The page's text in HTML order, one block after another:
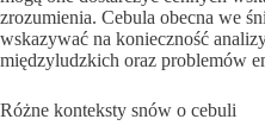
zrozumienia. Cebula obecna we
wskazywać na konieczność
międzyludzkich oraz problemów
Różne konteksty snów o cebuli